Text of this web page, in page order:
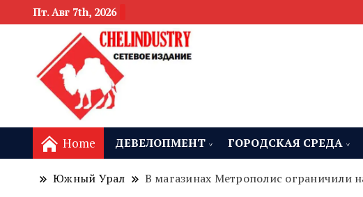
Пт. Авг 7th, 2026
Home ДЕВЕЛОПМЕНТ ГОРОДСКАЯ СРЕДА
Южный Урал В магазинах Метрополис ограничили